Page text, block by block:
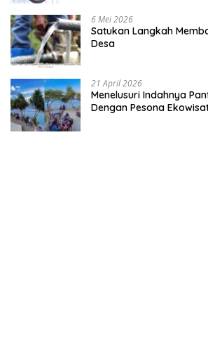
6 Mei 2026
Satukan Langkah
Desa
21 April 2026
Menelusuri Indahnya
Dengan Pesona